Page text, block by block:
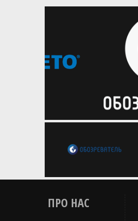
реєстрація команд на
Збірні
Ліги націй
ПРО НАС